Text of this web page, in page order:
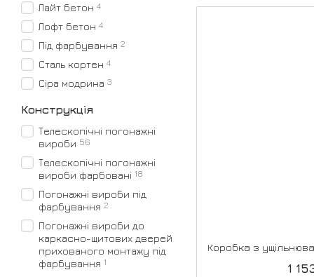
1
Лайт бетон 4
Лофт бетон 4
Під фарбування 2
Сталь кортен 4
Сіра модрина 3
Конструкція
Телескопічні погонажні
вироби 56
Телескопічні погонажні
вироби фарбовані 18
Погонажні вироби під
фарбування 2
Погонажні вироби до
каркасно-щитових дверей
прихованого монтажу під
фарбування 1